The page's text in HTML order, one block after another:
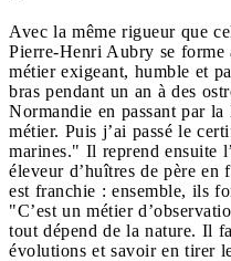
Avec la même rigueur que
Pierre-Henri Aubry se forme
métier exigeant, humble et
bras pendant un an à des
Normandie en passant par
métier. Puis j’ai passé le
marines." Il reprend ensuite
éleveur d’huîtres de père
est franchie : ensemble, ils
"C’est un métier
tout dépend de la nature. Il
évolutions et savoir en tirer